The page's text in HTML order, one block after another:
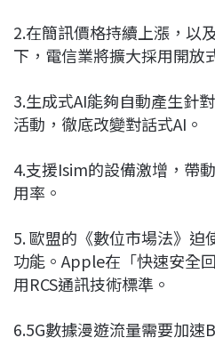
2.在簡訊價格持續上漲，以
下，電信業將擴大採用開放
3.生成式AI能夠自動產生針
活動，徹底改變對話式AI。
4.支援Isim的設備激增，帶
用率。
5. 歐盟的《數位市場法》迫
功能。Apple在「快速安全
用RCS通訊技術標準。
6.5G數據漫遊流量需要加速